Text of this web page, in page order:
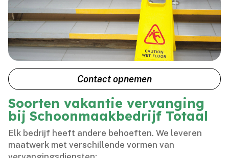
Contact opnemen
Soorten vakantie vervanging
bij Schoonmaakbedrijf Totaal
Elk bedrijf heeft andere behoeften.​ We leveren
maatwerk met verschillende vormen van